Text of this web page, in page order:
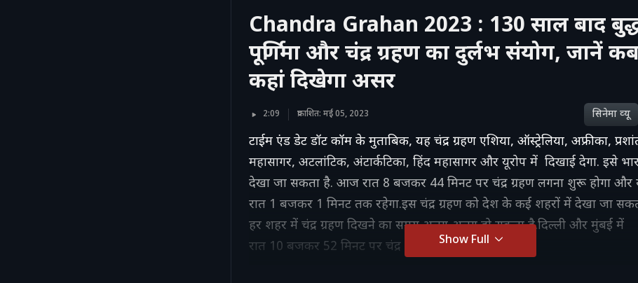
Chandra Grahan 2023 : 130 साल बाद
पूर्णिमा और चंद्र ग्रहण का दुर्लभ संयोग, जानें
कहां दिखेगा असर
2:09 प्रकाशित: मई 05, 2023 सिनेमा व्‍यू
टाईम एंड डेट डॉट कॉम के मुताबिक, यह चंद्र ग्रहण एशिया, ऑस्ट्रेलिया, अफ्रीका,
महासागर, अटलांटिक, अंटार्कटिका, हिंद महासागर और यूरोप में दिखाई देगा. इसे
देखा जा सकता है. आज रात 8 बजकर 44 मिनट पर चंद्र ग्रहण लगना शुरू होगा और
रात 1 बजकर 1 मिनट तक रहेगा.इस चंद्र ग्रहण को देश के कई शहरों में देखा जा
हर शहर में चंद्र ग्रहण दिखने का समय अलग-अलग हो सकता है.दिल्ली और मुंबई में
रात 10 बजकर 52 मिनट पर चंद्र ग्रहण देखा जा सकता है.
Show Full